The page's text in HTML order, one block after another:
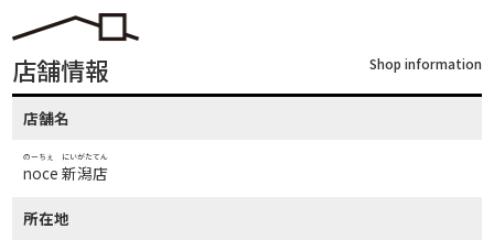
店舗情報 Shop information
店舗名
noce 新潟店
のーちぇ にいがたてん
所在地